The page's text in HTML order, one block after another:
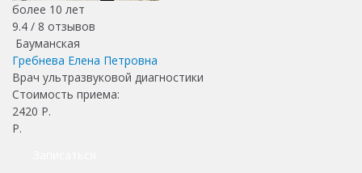
более 10 лет
9.4 / 8 отзывов
Бауманская
Гребнева Елена Петровна
Врач ультразвуковой диагностики
Стоимость приема:
2420 Р.
Р.